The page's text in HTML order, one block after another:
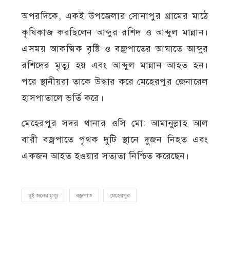
অপরদিকে, একই উপজেলার সোনাপুর গ্রামের মাঠে
কৃষিকাজ করছিলেন আব্দুর রশিদ ও আব্দুল মান্নান।
এসময় আকষ্মিক বৃষ্টি ও বজ্রপাতের আঘাতে আব্দুর
রশিদের মৃত্যু হয় এবং আব্দুল মান্নান আহত হন।
পরে স্থানীয়রা তাকে উদ্ধার করে মেহেরপুর জেনারেল
হাসপাতালে ভর্তি করে।
মেহেরপুর সদর থানার ওসি মো: আমানুল্লাহ আল
বারী বজ্রপাতে পৃথক দুটি স্থানে দুজন নিহত এবং
একজন আহত হওয়ার সত্যতা নিশ্চিত করেছেন।
দুই জনের মৃত্যু বজ্রপাত মেহেরপুর